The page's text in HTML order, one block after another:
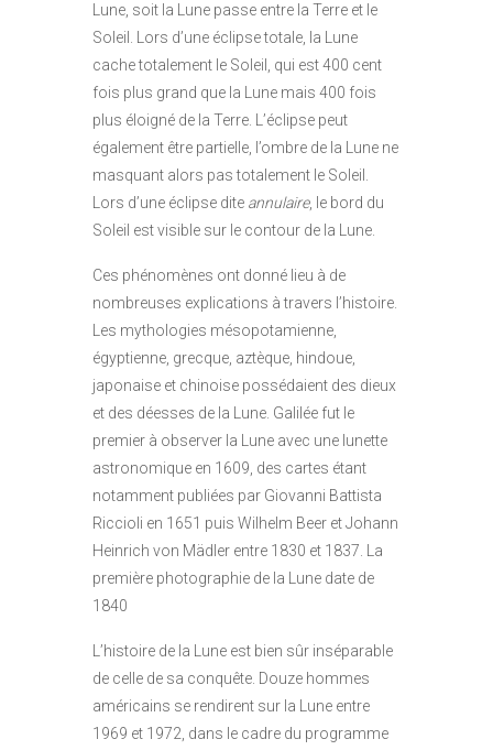
Lune, soit la Lune passe entre la Terre et le
Soleil. Lors d’une éclipse totale, la Lune
cache totalement le Soleil, qui est 400 cent
fois plus grand que la Lune mais 400 fois
plus éloigné de la Terre. L’éclipse peut
également être partielle, l’ombre de la Lune ne
masquant alors pas totalement le Soleil.
Lors d’une éclipse dite annulaire, le bord du
Soleil est visible sur le contour de la Lune.
Ces phénomènes ont donné lieu à de
nombreuses explications à travers l’histoire.
Les mythologies mésopotamienne,
égyptienne, grecque, aztèque, hindoue,
japonaise et chinoise possédaient des dieux
et des déesses de la Lune. Galilée fut le
premier à observer la Lune avec une lunette
astronomique en 1609, des cartes étant
notamment publiées par Giovanni Battista
Riccioli en 1651 puis Wilhelm Beer et Johann
Heinrich von Mädler entre 1830 et 1837. La
première photographie de la Lune date de
1840
L’histoire de la Lune est bien sûr inséparable
de celle de sa conquête. Douze hommes
américains se rendirent sur la Lune entre
1969 et 1972, dans le cadre du programme